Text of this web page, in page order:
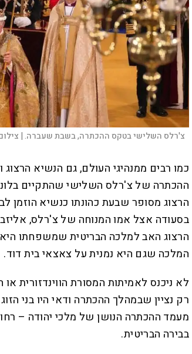
צ'רלס השלישי בטקס ההכתרה, בשבת שעברה. |
כמו רבים ממנהיגי העולם, גם הנשיא
ההכתרה של צ'רלס השלישי שהתקיים
הרצוג מסופר שבעת כהונתו כנשיא הוזמן
בסעודה אצל אמו המנוחה של צ'רלס,
הרצוג האב למלכה הבריטית שמשפחתו
המלכה שגם היא נמנית על צאצאי בית דוד.
לא ניכנס לאמיתות המסורת הווינדזורית או
רק נציין שבמהלך ההכתרה ודאי היו בני
מעמד ההכתרה הנושן של מלכי יהודה –
בבירה הבריטית.